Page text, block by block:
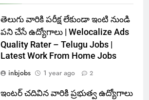
తెలుగు వారికి పరీక్ష లేకుండా ఇంటి నుండి
పని చేసే ఉద్యోగాలు | Welocalize Ads
Quality Rater – Telugu Jobs |
Latest Work From Home Jobs
inbjobs
1 year ago 2
ఇంటర్ చదివిన వారికి ప్రభుత్వ ఉద్యోగాలు